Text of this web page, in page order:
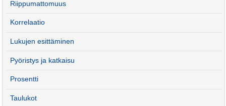
Riippumattomuus
Korrelaatio
Lukujen esittäminen
Pyöristys ja katkaisu
Prosentti
Taulukot